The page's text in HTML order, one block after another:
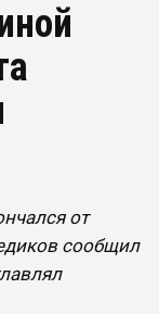
от
сообщил